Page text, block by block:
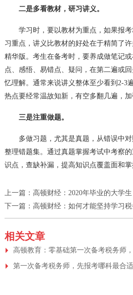
二是多看教材，研习讲义。
学习时，要以教材为重点，如果报考
习重点，讲义比教材的好处在于精简了
精华版。考生在备考时，要养成做笔记
点、感悟、易错点、疑问，在第二遍或
忆理解。通常来说讲义整体至少看到2-3
热点要经常温故知新，有空多翻几遍，加
三是注重做题。
多做习题，尤其是真题，从错误中对
整理错题集。通过真题掌握考试中考察
识点，查缺补漏，提高知识点覆盖面和
上一篇： 高顿财经：2020年毕业的大学
下一篇： 高顿财经：如何才能坚持学习
相关文章
高顿教育：零基础第一次备考税务师
第一次备考税务师，先报考哪科最合